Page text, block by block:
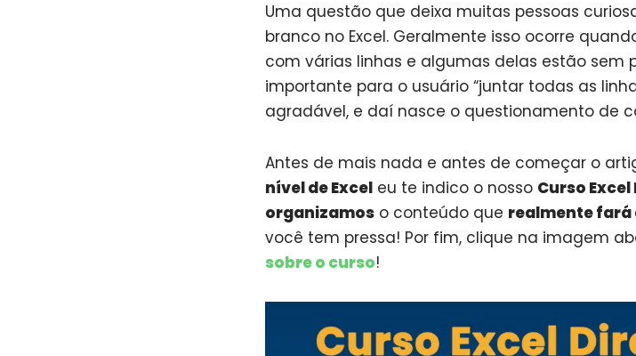
Uma questão que deixa muitas pessoas
branco no Excel. Geralmente isso ocorre
com várias linhas e algumas delas estão sem
importante para o usuário “juntar todas as
agradável, e daí nasce o questionamento de
Antes de mais nada e antes de começar o
nível de Excel eu te indico o nosso Curso
organizamos o conteúdo que realmente fará
você tem pressa! Por fim, clique na imagem
sobre o curso!